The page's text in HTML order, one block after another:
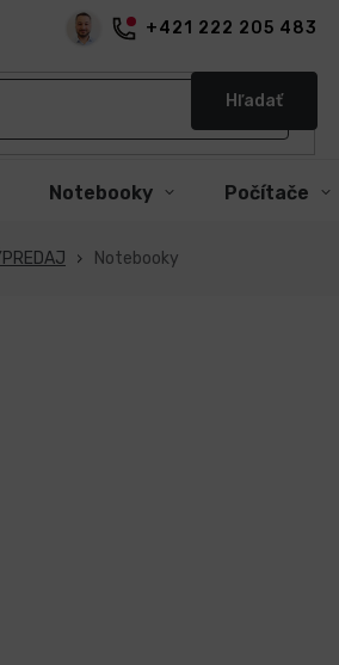
+421 222 205 483
Hľadať
Notebooky Počítače
Notebooky